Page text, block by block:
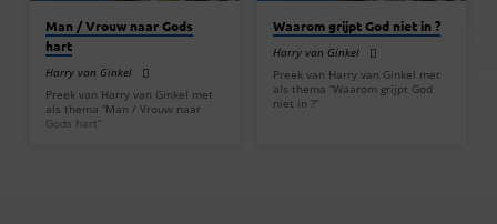
Man / Vrouw naar Gods
hart
Harry van Ginkel
Preek van Harry van Ginkel met
als thema “Man / Vrouw naar
Gods hart”
Waarom grijpt God niet in ?
Harry van Ginkel
Preek van Harry van Ginkel met
als thema “Waarom grijpt God
niet in ?”